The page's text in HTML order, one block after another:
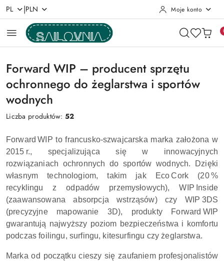
Przejdź do treści głównej
Przejdź do wyszukiwarki
Przejdź do moje konto
Przejdź do menu głównego
Przejdź do stopki
PL |PLN Moje konto
Forward WIP – producent sprzętu
ochronnego do żeglarstwa i sportów
wodnych
Liczba produktów:52
Forward WIP to francusko‑szwajcarska marka założona w
2015 r., specjalizująca się w innowacyjnych
rozwiązaniach ochronnych do sportów wodnych. Dzięki
własnym technologiom, takim jak Eco Cork (20 %
recyklingu z odpadów przemysłowych), WIP Inside
(zaawansowana absorpcja wstrząsów) czy WIP 3DS
(precyzyjne mapowanie 3D), produkty Forward WIP
gwarantują najwyższy poziom bezpieczeństwa i komfortu
podczas foilingu, surfingu, kitesurfingu czy żeglarstwa.
Marka od początku cieszy się zaufaniem profesjonalistów